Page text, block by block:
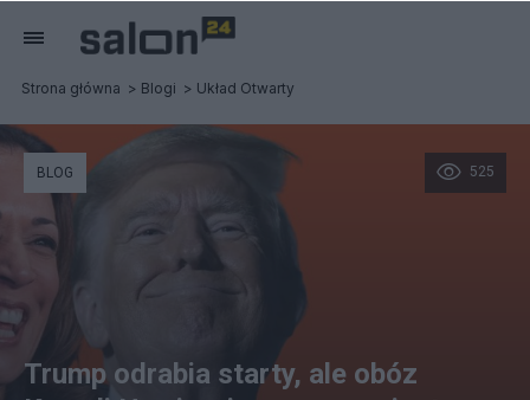
Strona główna Blogi Układ Otwarty
525
BLOG
Trump odrabia starty, ale obóz